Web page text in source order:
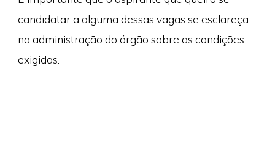
candidatar a alguma dessas vagas se esclareça
na administração do órgão sobre as condições
exigidas.